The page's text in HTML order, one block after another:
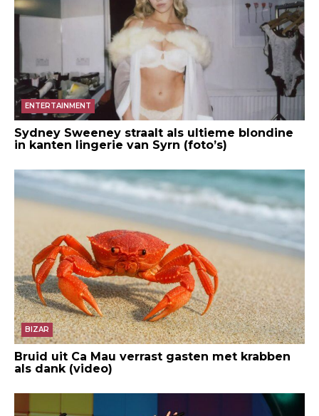
ENTERTAINMENT
Sydney Sweeney straalt als ultieme blondine
in kanten lingerie van Syrn (foto’s)
BIZAR
Bruid uit Ca Mau verrast gasten met krabben
als dank (video)